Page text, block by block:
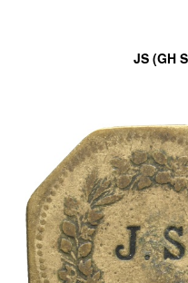
JS (GH